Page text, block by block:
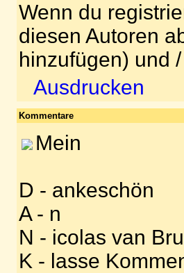
Wenn du
diesen Autoren
hinzufügen) und
Ausdrucken
Kommentare
Mein
D - ankeschön
A - n
N - icolas van
K - lasse